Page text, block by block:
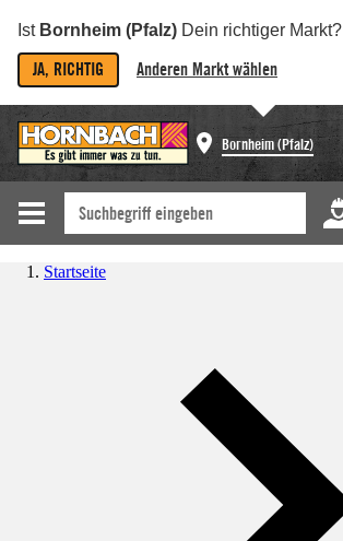
Ist Bornheim (Pfalz) Dein richtiger Markt?
JA, RICHTIG Anderen Markt wählen
Bornheim (Pfalz)
Startseite